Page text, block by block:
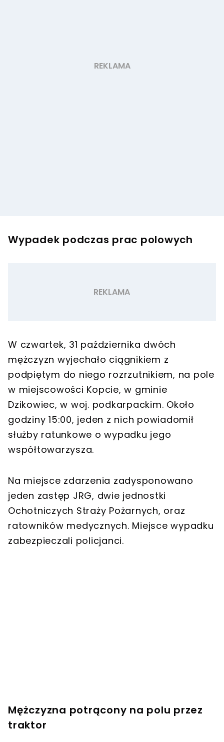
Wypadek podczas prac polowych
W czwartek, 31 października dwóch
mężczyzn wyjechało ciągnikiem z
podpiętym do niego rozrzutnikiem, na pole
w miejscowości Kopcie, w gminie
Dzikowiec, w woj. podkarpackim. Około
godziny 15:00, jeden z nich powiadomił
służby ratunkowe o wypadku jego
współtowarzysza.
Na miejsce zdarzenia zadysponowano
jeden zastęp JRG, dwie jednostki
Ochotniczych Straży Pożarnych, oraz
ratowników medycznych. Miejsce wypadku
zabezpieczali policjanci.
Mężczyzna potrącony na polu przez
traktor